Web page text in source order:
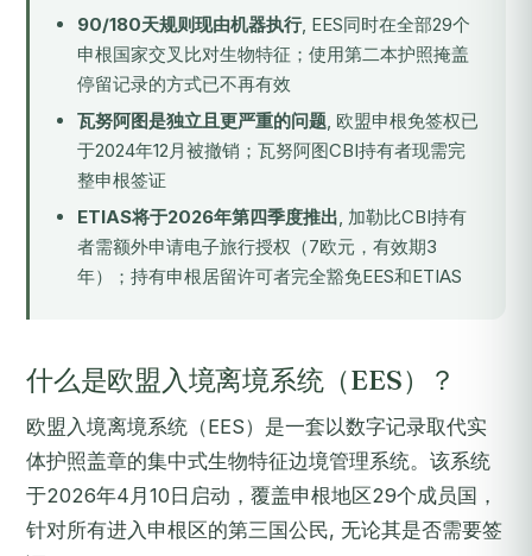
90/180天规则现由机器执行, EES同时在全部29个
申根国家交叉比对生物特征；使用第二本护照掩盖
停留记录的方式已不再有效
瓦努阿图是独立且更严重的问题, 欧盟申根免签权已
于2024年12月被撤销；瓦努阿图CBI持有者现需完
整申根签证
ETIAS将于2026年第四季度推出, 加勒比CBI持有
者需额外申请电子旅行授权（7欧元，有效期3
年）；持有申根居留许可者完全豁免EES和ETIAS
什么是欧盟入境离境系统（EES）？
欧盟入境离境系统（EES）是一套以数字记录取代实
体护照盖章的集中式生物特征边境管理系统。该系统
于2026年4月10日启动，覆盖申根地区29个成员国，
针对所有进入申根区的第三国公民, 无论其是否需要签